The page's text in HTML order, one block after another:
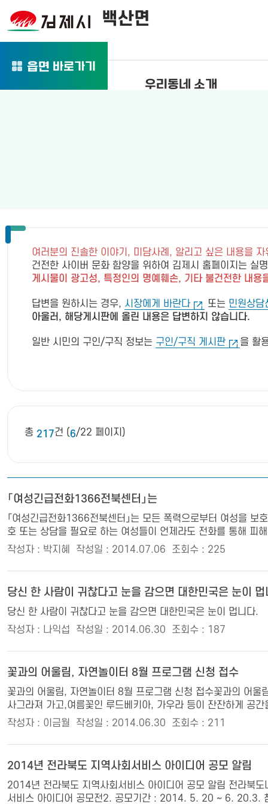
백산면
우리동네 소개
읍면 바로가기
여러분의 진솔한 이야기, 미담사례, 알리고 싶은 내용을
건전한 사이버 문화 함양을 위하여 김제시 홈페이지는 실
게시물이 광고성, 특정인의 명예훼손, 기타 불건전한 내
답변을 원하시는 경우, 시장에게 바란다 또는 민원상담
아울러, 해당게시판에 올린 내용은 답변하지 않습니다.
일반 시민의 구인/구직 정보는 구인/구직 게시판 을 활
총 217건 (6/22 페이지)
「여성긴급전화1366전북센터」는
「여성긴급전화1366전북센터」는 모든 폭력으로부터 여성을
호 또는 상담을 필요로 하는 여성들이 언제라도 전화를 통해 피
작성자 : 박지혜
작성일 : 2014.07.06 조회수 : 225
당신 한 사람이 귀찮다고 눈을 감으면 대한민국은 눈이
당신 한 사람이 귀찮다고 눈을 감으면 대한민국은 눈이 멉니다.
작성자 : 나익섭
작성일 : 2014.06.30 조회수 : 187
꽃과의 어울림, 자연놀이터 8월 프로그램 신청 접수
꽃과의 어울림, 자연놀이터 8월 프로그램 신청 접수꽃과의 어
사그라져 가고,여름꽃인 루드베키아, 가우라 등이 잔잔하게 공
작성자 : 이금월
작성일 : 2014.06.30 조회수 : 211
2014년 전라북도 지역사회서비스 아이디어 공모 알림
2014년 전라북도 지역사회서비스 아이디어 공모 알림 전라북
서비스 아이디어 공모전2. 공모기간 : 2014. 5. 20 ~ 6. 20.3.